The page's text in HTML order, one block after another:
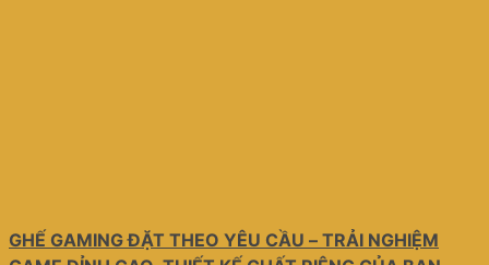
GHẾ GAMING ĐẶT THEO YÊU CẦU – TRẢI NGHIỆM